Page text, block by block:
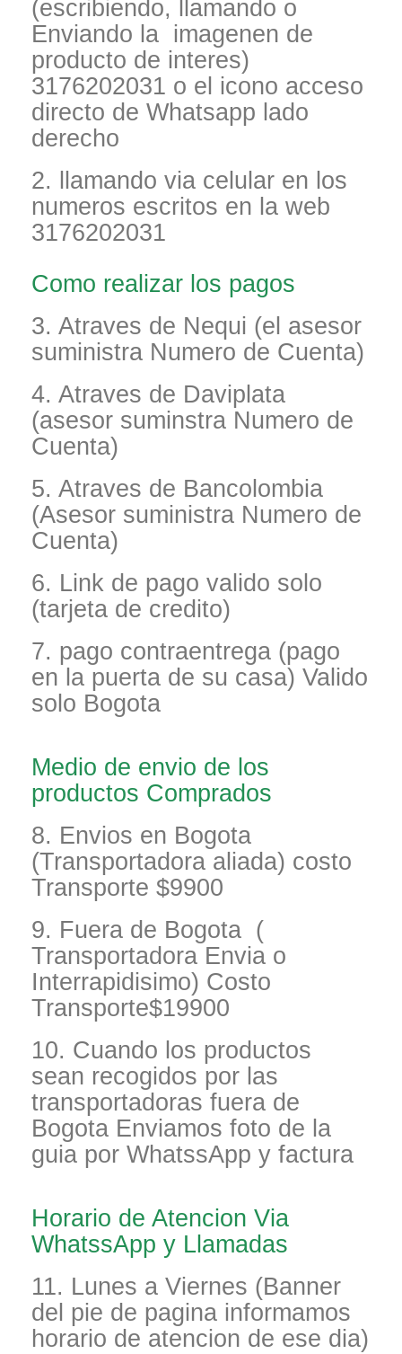
(escribiendo, llamando o
Enviando la imagenen de
producto de interes)
3176202031 o el icono acceso
directo de Whatsapp lado
derecho
2. llamando via celular en los
numeros escritos en la web
3176202031
Como realizar los pagos
3. Atraves de Nequi (el asesor
suministra Numero de Cuenta)
4. Atraves de Daviplata
(asesor suminstra Numero de
Cuenta)
5. Atraves de Bancolombia
(Asesor suministra Numero de
Cuenta)
6. Link de pago valido solo
(tarjeta de credito)
7. pago contraentrega (pago
en la puerta de su casa) Valido
solo Bogota
Medio de envio de los
productos Comprados
8. Envios en Bogota
(Transportadora aliada) costo
Transporte $9900
9. Fuera de Bogota (
Transportadora Envia o
Interrapidisimo) Costo
Transporte$19900
10. Cuando los productos
sean recogidos por las
transportadoras fuera de
Bogota Enviamos foto de la
guia por WhatssApp y factura
Horario de Atencion Via
WhatssApp y Llamadas
11. Lunes a Viernes (Banner
del pie de pagina informamos
horario de atencion de ese dia)